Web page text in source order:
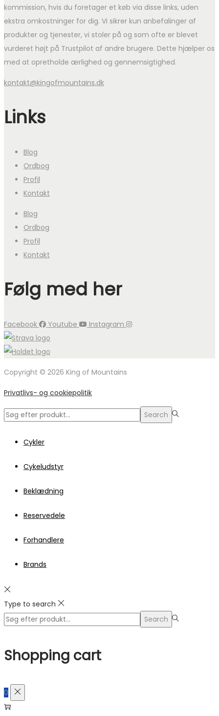
kommission, hvis du foretager et køb via disse links, uden
ekstra omkostninger for dig. Vi sikrer kun anbefalinger af
produkter og tjenester, vi stoler på og som ofte er blevet
vurderet højt på Trustpilot af andre brugere. Dette hjælper os
med at opretholde ærlighed og gennemsigtighed.
kontakt@kingofmountains.dk
Links
Blog
Ordbog
Profil
Kontakt
Blog
Ordbog
Profil
Kontakt
Følg med her
Facebook Youtube Instagram
Copyright © 2026 King of Mountains
Privatlivs- og cookiepolitik
Search
Search
Cykler
Cykeludstyr
Beklædning
Reservedele
Forhandlere
Brands
Type to search
Search
Search
Shopping cart
0